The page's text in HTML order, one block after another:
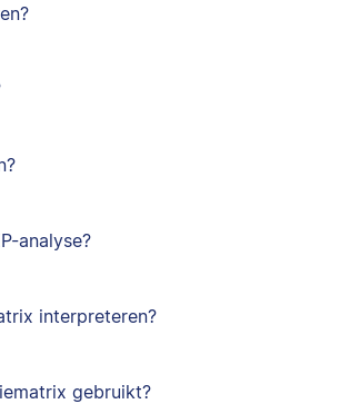
analyse?
interpreteren?
gebruikt?